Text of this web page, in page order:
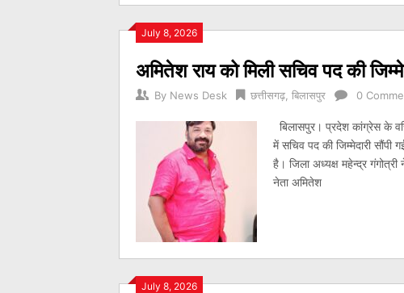
July 8, 2026
अमितेश राय को मिली सचिव पद की
By News Desk छत्तीसगढ़ बिलासपुर 0
बिलासपुर। प्रदेश कांग्रेस के
में सचिव पद की जिम्मेदारी
है। जिला अध्यक्ष महेन्द्र
नेता अमितेश
July 8, 2026